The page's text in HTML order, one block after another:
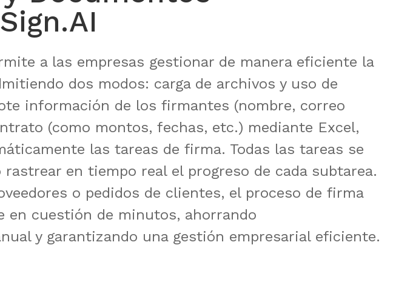
dos modos: carga de archivos y uso de
información de los firmantes (nombre, correo
(como montos, fechas, etc.) mediante Excel,
las tareas de firma. Todas las tareas se
en tiempo real el progreso de cada subtarea.
o pedidos de clientes, el proceso de firma
en cuestión de minutos, ahorrando
y garantizando una gestión empresarial eficiente.